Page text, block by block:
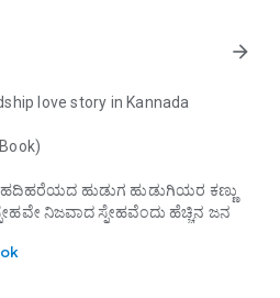
arrow_forward
love story in Kannada
ಹುಡುಗ ಹುಡುಗಿಯರ ಕಣ್ಣು
ನಿಜವಾದ ಸ್ನೇಹವೆಂದು ಹೆಚ್ಚಿನ ಜನ
ಈ ಕಥೆ ಸಾಬೀತುಪಡಿಸುತ್ತದೆ. ಫೇಸ್‌ಬುಕ್